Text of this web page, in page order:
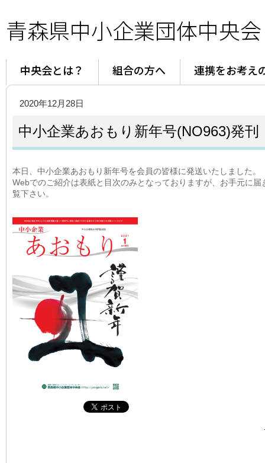
青森県中小企業団体中央会
中央会とは？ 組合の方へ 連携をお考え
2020年12月28日
中小企業あおもり新年号(NO963)発刊
本日、中小企業あおもり新年号を会員の皆様に発送いたしました。
Webでのご紹介は表紙と目次のみとなっておりますが、お手元に届
覧下さい。